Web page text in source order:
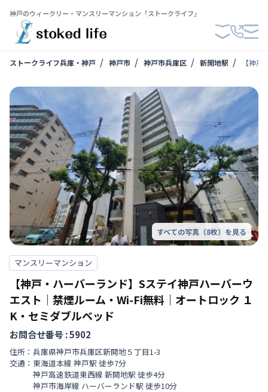
神戸のウィークリー・マンスリーマンション「ストークライフ」
ストークライフ兵庫・神戸 神戸市 神戸市兵庫区 新開地駅 【神
すべての写真（8枚）を見る
マンスリーマンション
【神戸・ハーバーランド】Sステイ神戸ハーバーウ
エスト｜禁煙ルーム・Wi-Fi無料｜オートロック １
K・セミダブルベッド
お問合せ番号 :5902
住所： 兵庫県神戸市兵庫区新開地５丁目1-3
交通： 東海道本線 神戸駅 徒歩7分
神戸高速鉄道東西線 新開地駅 徒歩4分
神戸市海岸線 ハーバーランド駅 徒歩10分